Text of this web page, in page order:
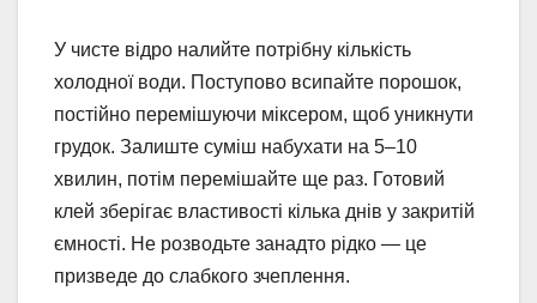
У чисте відро налийте потрібну кількість
холодної води. Поступово всипайте порошок,
постійно перемішуючи міксером, щоб уникнути
грудок. Залиште суміш набухати на 5–10
хвилин, потім перемішайте ще раз. Готовий
клей зберігає властивості кілька днів у закритій
ємності. Не розводьте занадто рідко — це
призведе до слабкого зчеплення.